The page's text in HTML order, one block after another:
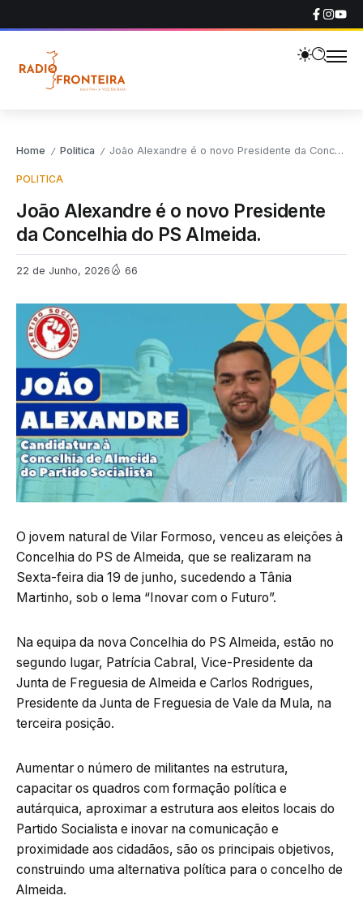
Home / Politica / João Alexandre é o novo Presidente da Concelhia do PS Almeida.
POLITICA
João Alexandre é o novo Presidente
da Concelhia do PS Almeida.
22 de Junho, 2026 66
O jovem natural de Vilar Formoso, venceu as eleições à
Concelhia do PS de Almeida, que se realizaram na
Sexta-feira dia 19 de junho, sucedendo a Tânia
Martinho, sob o lema “Inovar com o Futuro”.
Na equipa da nova Concelhia do PS Almeida, estão no
segundo lugar, Patrícia Cabral, Vice-Presidente da
Junta de Freguesia de Almeida e Carlos Rodrigues,
Presidente da Junta de Freguesia de Vale da Mula, na
terceira posição.
Aumentar o número de militantes na estrutura,
capacitar os quadros com formação política e
autárquica, aproximar a estrutura aos eleitos locais do
Partido Socialista e inovar na comunicação e
proximidade aos cidadãos, são os principais objetivos,
construindo uma alternativa política para o concelho de
Almeida.